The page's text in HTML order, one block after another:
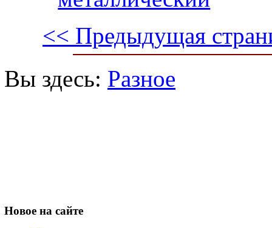
<< Предыдущая
Вы здесь: Разное
Новое на сайте